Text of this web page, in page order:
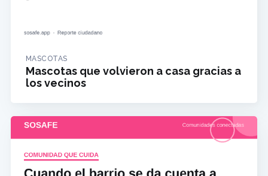
MASCOTAS
Mascotas que volvieron a casa gracias a
los vecinos